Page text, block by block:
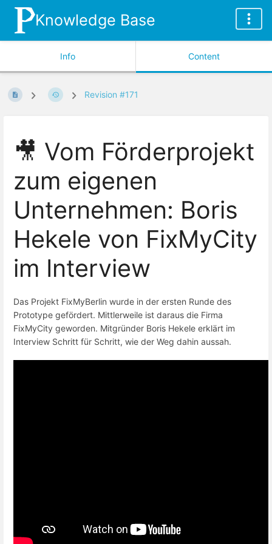
Knowledge Base
Info Content
Revision #171
🎥 Vom Förderprojekt
zum eigenen
Unternehmen: Boris
Hekele von FixMyCity
im Interview
Das Projekt FixMyBerlin wurde in der ersten Runde des
Prototype gefördert. Mittlerweile ist daraus die Firma
FixMyCity geworden. Mitgründer Boris Hekele erklärt im
Interview Schritt für Schritt, wie der Weg dahin aussah.